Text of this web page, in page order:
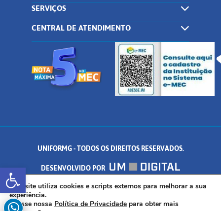
Abrir a barra de ferramentas
SERVIÇOS
CENTRAL DE ATENDIMENTO
UNIFORMG - TODOS OS DIREITOS RESERVADOS.
DESENVOLVIDO POR
AV. DR. ARNALDO DE SENNA, 328 - PALMEIRAS, FORMIGA/MG - CEP:
35.574.530
Este site utiliza cookies e scripts externos para melhorar a sua
experiência.
Acesse nossa Política de Privacidade para obter mais